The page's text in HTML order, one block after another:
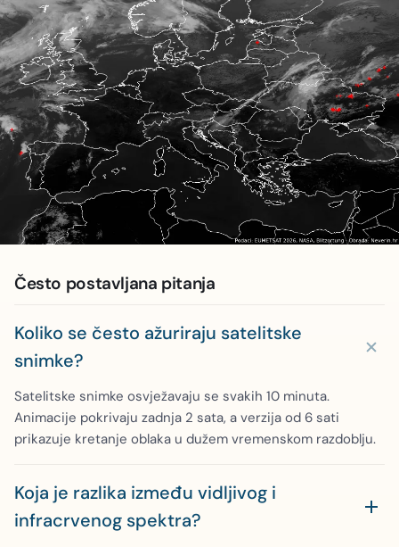
Često postavljana pitanja
Koliko se često ažuriraju satelitske
snimke?
Satelitske snimke osvježavaju se svakih 10 minuta.
Animacije pokrivaju zadnja 2 sata, a verzija od 6 sati
prikazuje kretanje oblaka u dužem vremenskom razdoblju.
Koja je razlika između vidljivog i
infracrvenog spektra?